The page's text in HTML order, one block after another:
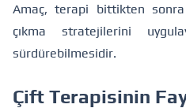
Amaç, terapi bittikten
çıkma stratejilerini
sürdürebilmesidir.
Çift Terapisinin